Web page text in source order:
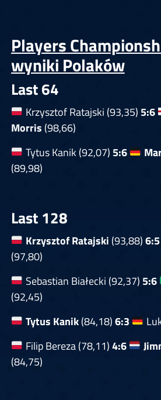
Players
wyniki Polaków
Last 64
Krzysztof Ratajski (93,35) 5:6
Morris (98,66)
Tytus Kanik (92,07) 5:6
(89,98)
Last 128
Krzysztof Ratajski (93,88)6:5
(97,80)
Sebastian Białecki (92,37) 5:6
(92,45)
Tytus Kanik(84,18)6:3
Filip Bereza (78,11)4:6
(84,75)